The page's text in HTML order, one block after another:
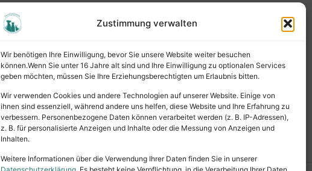
Zustimmung verwalten
Wir benötigen Ihre Einwilligung, bevor Sie unsere Website weiter besuchen
können.Wenn Sie unter 16 Jahre alt sind und Ihre Einwilligung zu optionalen Services
geben möchten, müssen Sie Ihre Erziehungsberechtigten um Erlaubnis bitten.
Wir verwenden Cookies und andere Technologien auf unserer Website. Einige von
ihnen sind essenziell, während andere uns helfen, diese Website und Ihre Erfahrung zu
verbessern. Personenbezogene Daten können verarbeitet werden (z. B. IP-Adressen),
z. B. für personalisierte Anzeigen und Inhalte oder die Messung von Anzeigen und
Inhalten.
Weitere Informationen über die Verwendung Ihrer Daten finden Sie in unserer